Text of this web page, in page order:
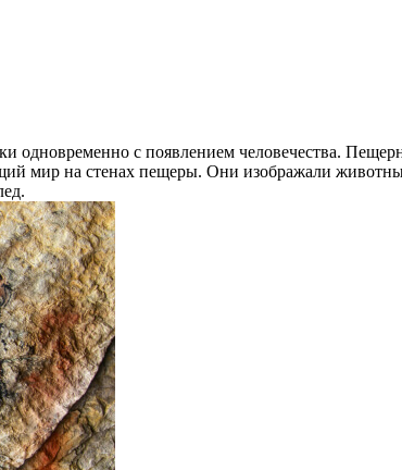
одновременно с появлением человечества.
мир на стенах пещеры. Они изображали